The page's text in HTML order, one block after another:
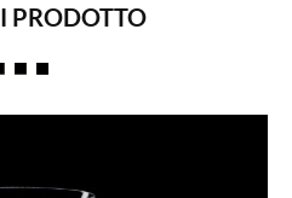
PRODOTTO